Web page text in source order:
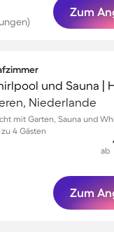
Zum
Niederlande
mit Garten, Sauna und
4 Gästen
ab
Zum